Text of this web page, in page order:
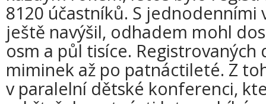
8120 účastníků. S
ještě navýšil, odhadem mohl
osm a půl tisíce. Registrovaných
miminek až po patnáctileté. Z
v paralelní dětské konferenci,